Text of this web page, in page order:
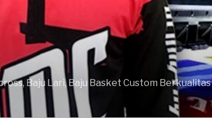
Baju Lari, Baju Basket Custom Berkualitas